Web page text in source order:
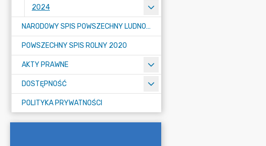
2024
NARODOWY SPIS POWSZECHNY LUDNOŚCI I MIESZKAŃ W 2021
POWSZECHNY SPIS ROLNY 2020
AKTY PRAWNE
DOSTĘPNOŚĆ
POLITYKA PRYWATNOŚCI